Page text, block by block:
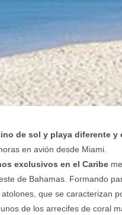
de sol y playa diferente y
en avión desde Miami.
exclusivos en el Caribe
de Bahamas. Formando
que se caracterizan
de los arrecifes de coral